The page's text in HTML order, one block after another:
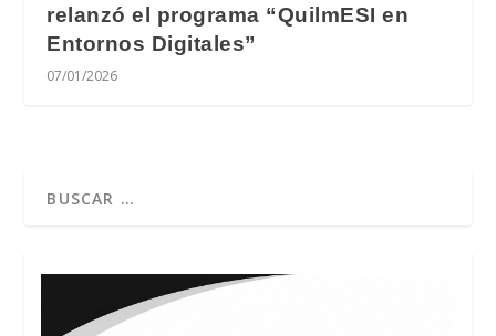
relanzó el programa “QuilmESI en
Entornos Digitales”
07/01/2026